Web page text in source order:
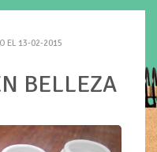
EL 13-02-2015
BELLEZA